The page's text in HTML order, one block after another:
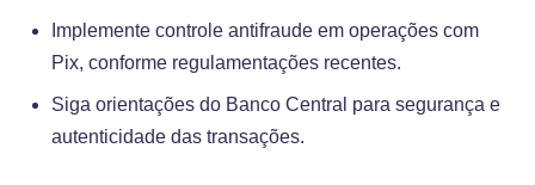
Implemente controle antifraude em operações com
Pix, conforme regulamentações recentes.
Siga orientações do Banco Central para segurança e
autenticidade das transações.